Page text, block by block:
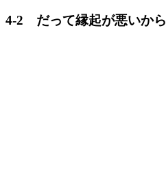
4-2 だって縁起が悪いから